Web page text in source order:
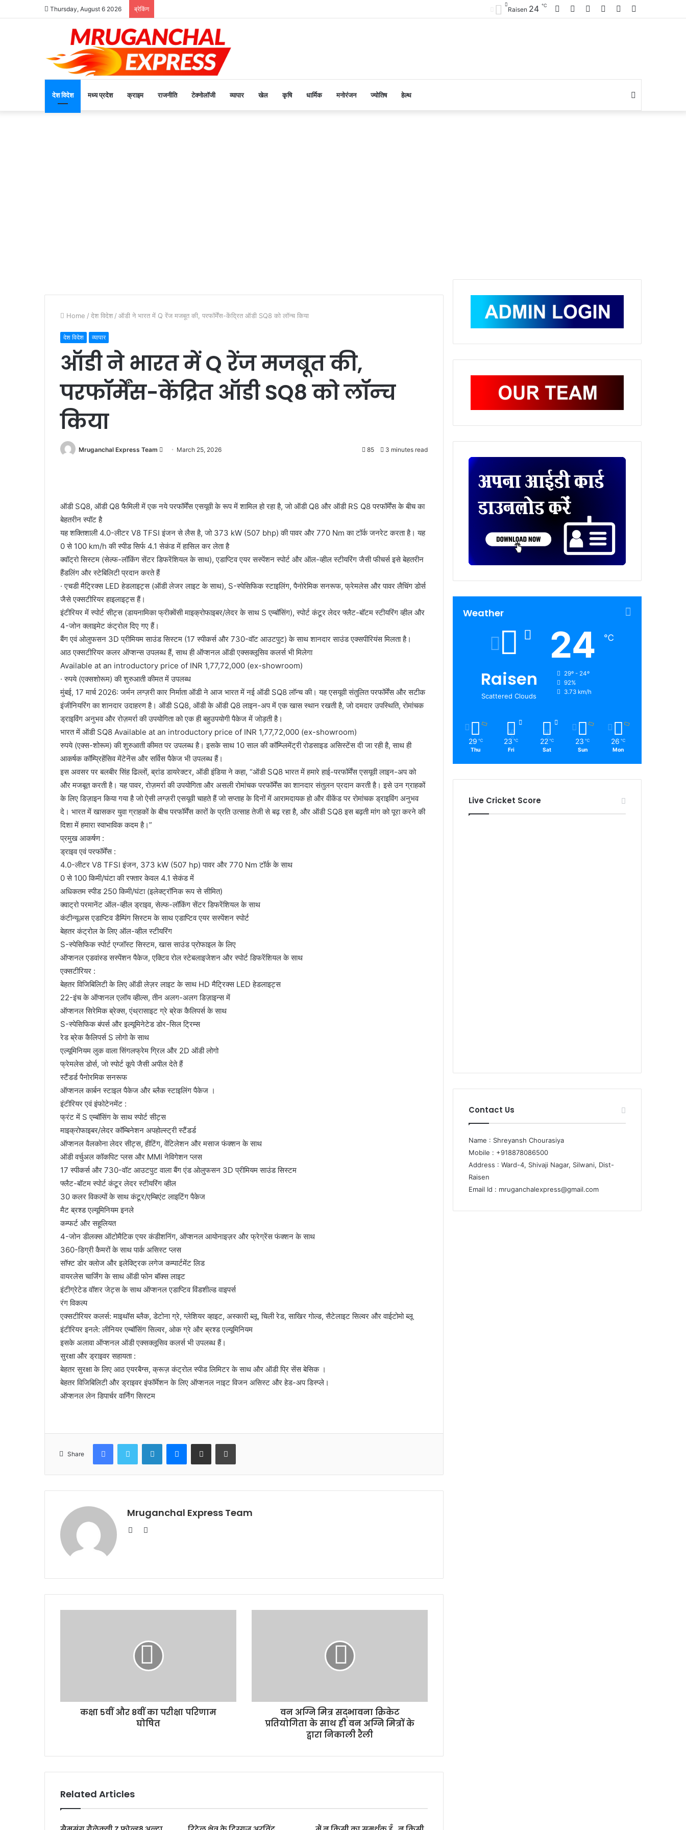
Thursday, August 6 2026 ब्रेकिंग
Random
Log
WhatsApp
YouTube
Facebook
Raisen 24 ℃
देश विदेश मध्य प्रदेश क्राइम राजनीति टेक्नोलॉजी व्यापार खेल कृषि धार्मिक मनोरंजन ज्योतिष हेल्थ
Home / देश विदेश / ऑडी ने भारत में Q रेंज मजबूत की, परफॉर्मेंस-केंद्रित ‍ऑडी SQ8 को लॉन्‍च किया
देश विदेश व्यापार
ऑडी ने भारत में Q रेंज मजबूत की,
परफॉर्मेंस-केंद्रित ‍ऑडी SQ8 को लॉन्‍च
किया
Mruganchal Express Team
Send March 25, 2026 85 3 minutes read
ऑडी SQ8, ऑडी Q8 फैमिली में एक नये परफॉर्मेंस एसयूवी के रूप में शामिल हो रहा है, जो ऑडी Q8 और ऑडी RS Q8 परफॉर्मेंस के बीच का
बेहतरीन स्पॉट है
यह शक्तिशाली 4.0-लीटर V8 TFSI इंजन से लैस है, जो 373 kW (507 bhp) की पावर और 770 Nm का टॉर्क जनरेट करता है। यह
0 से 100 km/h की स्पीड सिर्फ 4.1 सेकंड में हासिल कर लेता है
क्‍वॉट्रो सिस्टम (सेल्फ-लॉकिंग सेंटर डिफरेंशियल के साथ), एडाप्टिव एयर सस्पेंशन स्पोर्ट और ऑल-व्हील स्टीयरिंग जैसी फीचर्स इसे बेहतरीन
हैंडलिंग और स्टेबिलिटी प्रदान करते हैं
· एचडी मैट्रिक्‍स LED हेडलाइट्स (ऑडी लेजर लाइट के साथ), S-स्पेसिफिक स्टाइलिंग, पैनोरेमिक सनरूफ, फ्रेमलेस और पावर लैचिंग डोर्स
जैसे एक्सटीरियर हाइलाइट्स हैं।
इंटीरियर में स्पोर्ट सीट्स (डायनामिका फ्रीक्वेंसी माइक्रोफाइबर/लेदर के साथ S एम्बॉसिंग), स्पोर्ट कंटूर लेदर फ्लैट-बॉटम स्टीयरिंग व्हील और
4-जोन क्लाइमेट कंट्रोल दिए गए हैं।
बैंग एवं ओलुफसन 3D प्रीमियम साउंड सिस्टम (17 स्पीकर्स और 730-वॉट आउटपुट) के साथ शानदार साउंड एक्सपीरियंस मिलता है।
आठ एक्सटीरियर कलर ऑप्शन्स उपलब्ध हैं, साथ ही ऑप्शनल ऑडी एक्सक्लूसिव कलर्स भी मिलेगा
Available at an introductory price of INR 1,77,72,000 (ex-showroom)
· रुपये (एक्‍सशोरूम) की शुरुआती कीमत में उपलब्‍ध
मुंबई, 17 मार्च 2026: जर्मन लग्ज़री कार निर्माता ऑडी ने आज भारत में नई ऑडी SQ8 लॉन्च की। यह एसयूवी संतुलित परफॉर्मेंस और सटीक
इंजीनियरिंग का शानदार उदाहरण है। ऑडी SQ8, ऑडी के ऑडी Q8 लाइन-अप में एक खास स्थान रखती है, जो दमदार उपस्थिति, रोमांचक
ड्राइविंग अनुभव और रोज़मर्रा की उपयोगिता को एक ही बहुउपयोगी पैकेज में जोड़ती है।
भारत में ऑडी SQ8 Available at an introductory price of INR 1,77,72,000 (ex-showroom)
रुपये (एक्स-शोरूम) की शुरुआती कीमत पर उपलब्ध है। इसके साथ 10 साल की कॉम्प्लिमेंट्री रोडसाइड असिस्टेंस दी जा रही है, साथ ही
आकर्षक कॉम्प्रिहेंसिव मेंटेनेंस और सर्विस पैकेज भी उपलब्ध हैं।
इस अवसर पर बलबीर सिंह ढिल्लों, ब्रांड डायरेक्टर, ऑडी इंडिया ने कहा, “ऑडी SQ8 भारत में हमारे हाई-परफॉर्मेंस एसयूवी लाइन-अप को
और मजबूत करती है। यह पावर, रोज़मर्रा की उपयोगिता और असली रोमांचक परफॉर्मेंस का शानदार संतुलन प्रदान करती है। इसे उन ग्राहकों
के लिए डिज़ाइन किया गया है जो ऐसी लग्ज़री एसयूवी चाहते हैं जो सप्ताह के दिनों में आरामदायक हो और वीकेंड पर रोमांचक ड्राइविंग अनुभव
दे। भारत में खासकर युवा ग्राहकों के बीच परफॉर्मेंस कारों के प्रति उत्साह तेजी से बढ़ रहा है, और ऑडी SQ8 इस बढ़ती मांग को पूरा करने की
दिशा में हमारा स्वाभाविक कदम है।”
प्रमुख आकर्षण :
ड्राइव एवं परफॉर्मेंस :
4.0-लीटर V8 TFSI इंजन, 373 kW (507 hp) पावर और 770 Nm टॉर्क के साथ
0 से 100 किमी/घंटा की रफ्तार केवल 4.1 सेकंड में
अधिकतम स्पीड 250 किमी/घंटा (इलेक्ट्रॉनिक रूप से सीमित)
क्वाट्रो परमानेंट ऑल-व्हील ड्राइव, सेल्फ-लॉकिंग सेंटर डिफरेंशियल के साथ
कंटीन्यूअस एडाप्टिव डैम्पिंग सिस्टम के साथ एडाप्टिव एयर सस्पेंशन स्पोर्ट
बेहतर कंट्रोल के लिए ऑल-व्हील स्टीयरिंग
S-स्पेसिफिक स्पोर्ट एग्जॉस्ट सिस्टम, खास साउंड प्रोफाइल के लिए
ऑप्शनल एडवांस्ड सस्पेंशन पैकेज, एक्टिव रोल स्टेबलाइजेशन और स्पोर्ट डिफरेंशियल के साथ
एक्‍सटीरियर :
बेहतर विजिबिलिटी के लिए ऑडी लेज़र लाइट के साथ HD मैट्रिक्स LED हेडलाइट्स
22-इंच के ऑप्शनल एलॉय व्हील्स, तीन अलग-अलग डिज़ाइन्स में
ऑप्शनल सिरेमिक ब्रेक्स, एंथ्रासाइट ग्रे ब्रेक कैलिपर्स के साथ
S-स्पेसिफिक बंपर्स और इल्यूमिनेटेड डोर-सिल ट्रिम्स
रेड ब्रेक कैलिपर्स S लोगो के साथ
एल्यूमिनियम लुक वाला सिंगलफ्रेम ग्रिल और 2D ऑडी लोगो
फ्रेमलेस डोर्स, जो स्पोर्ट कूपे जैसी अपील देते हैं
स्टैंडर्ड पैनोरमिक सनरूफ
ऑप्शनल कार्बन स्टाइल पैकेज और ब्लैक स्टाइलिंग पैकेज ।
इंटीरियर एवं इंफोटेनमेंट :
फ्रंट में S एम्बॉसिंग के साथ स्पोर्ट सीट्स
माइक्रोफाइबर/लेदर कॉम्बिनेशन अपहोल्स्ट्री स्टैंडर्ड
ऑप्शनल वैलकोना लेदर सीट्स, हीटिंग, वेंटिलेशन और मसाज फंक्शन के साथ
ऑडी वर्चुअल कॉकपिट प्लस और MMI नेविगेशन प्लस
17 स्पीकर्स और 730-वॉट आउटपुट वाला बैंग एंड ओलुफसन 3D प्रीमियम साउंड सिस्टम
फ्लैट-बॉटम स्पोर्ट कंटूर लेदर स्टीयरिंग व्हील
30 कलर विकल्पों के साथ कंटूर/एम्बिएंट लाइटिंग पैकेज
मैट ब्रश्ड एल्यूमिनियम इनले
कम्फर्ट और सहूलियत
4-जोन डीलक्स ऑटोमैटिक एयर कंडीशनिंग, ऑप्शनल आयोनाइज़र और फ्रेग्रेंस फंक्शन के साथ
360-डिग्री कैमरों के साथ पार्क असिस्ट प्लस
सॉफ्ट डोर क्लोज और इलेक्ट्रिक लगेज कम्पार्टमेंट लिड
वायरलेस चार्जिंग के साथ ऑडी फोन बॉक्स लाइट
इंटीग्रेटेड वॉशर जेट्स के साथ ऑप्शनल एडाप्टिव विंडशील्ड वाइपर्स
रंग विकल्प
एक्सटीरियर कलर्स: माइथॉस ब्लैक, डेटोना ग्रे, ग्लेशियर व्हाइट, अस्कारी ब्लू, चिली रेड, साखिर गोल्ड, सैटेलाइट सिल्वर और वाईटोमो ब्लू
इंटीरियर इनले: लीनियर एम्बॉसिंग सिल्वर, ओक ग्रे और ब्रश्ड एल्यूमिनियम
इसके अलावा ऑप्शनल ऑडी एक्सक्लूसिव कलर्स भी उपलब्ध हैं।
सुरक्षा और ड्राइवर सहायता :
बेहतर सुरक्षा के लिए आठ एयरबैग्स, क्रूज़ कंट्रोल स्पीड लिमिटर के साथ और ऑडी प्रि सेंस बेसिक ।
बेहतर विजिबिलिटी और ड्राइवर इंफॉर्मेशन के लिए ऑप्शनल नाइट विजन असिस्ट और हेड-अप डिस्प्ले।
ऑप्शनल लेन डिपार्चर वार्निंग सिस्टम
Share
FacebookTwitter LinkedInMessenger
Share via Email Print
Mruganchal Express Team
Website
Facebook
कक्षा 5वीं और 8वीं का परीक्षा परिणाम
घोषित
वन अग्नि मित्र सद्भावना क्रिकेट
प्रतियोगिता के साथ ही वन अग्नि मित्रों के
द्वारा निकाली रैली
Related Articles
Weather
Raisen
Scattered Clouds
24 ℃
29º - 24º
92%
3.73 km/h
29 ℃
Thu
23 ℃
Fri
22 ℃
Sat
23 ℃
Sun
26 ℃
Mon
Live Cricket Score
Contact Us
Name : Shreyansh Chourasiya
Mobile : +918878086500
Address : Ward-4, Shivaji Nagar, Silwani, Dist-
Raisen
Email Id : mruganchalexpress@gmail.com